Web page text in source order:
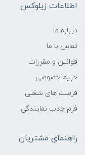
اطلاعات زیلوکس
درباره ما
تماس با ما
قوانین و مقررات
حریم خصوصی
فرصت های شغلی
فرم جذب نمایندگی
راهنمای مشتریان